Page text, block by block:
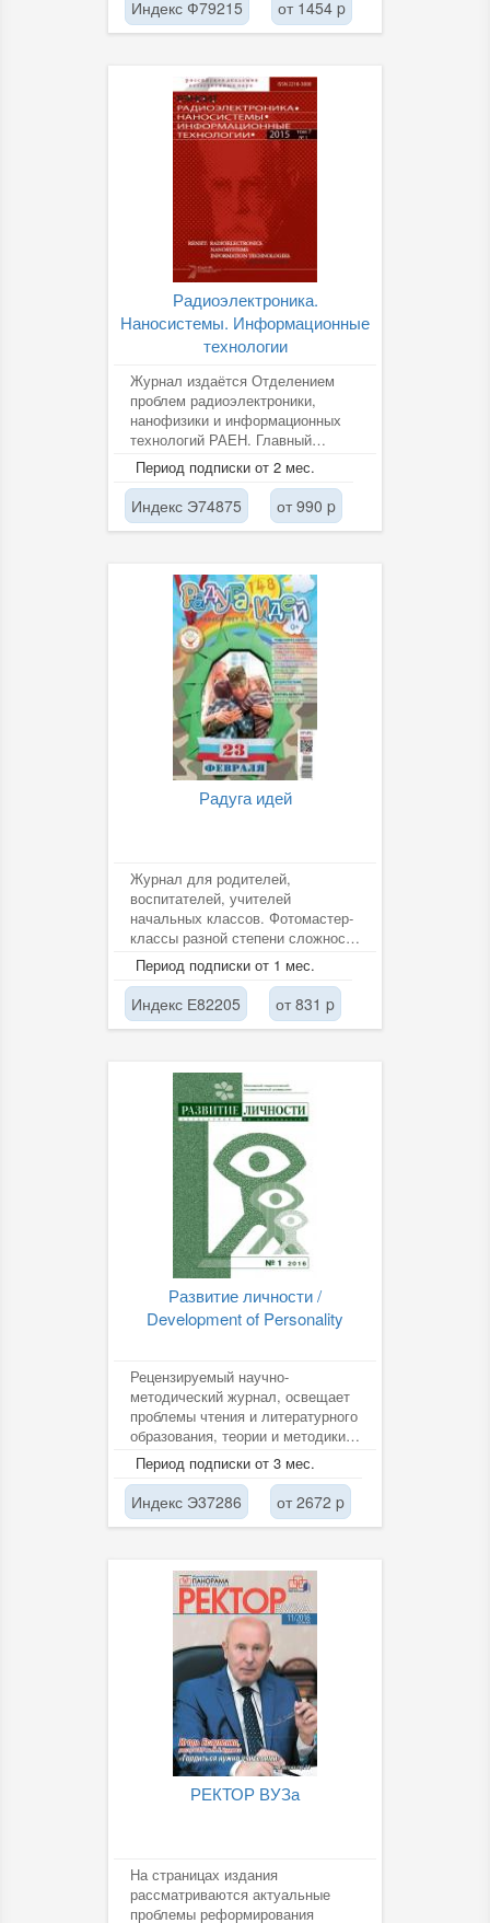
Индекс Ф79215 от 1454 p
Радиоэлектроника.
Наносистемы. Информационные
технологии
Журнал издаётся Отделением
проблем радиоэлектроники,
нанофизики и информационных
технологий РАЕН. Главный
редактор – Грачёв В.И.
Период подписки от 2 мес.
Индекс Э74875 от 990 p
Радуга идей
Журнал для родителей,
воспитателей, учителей
начальных классов. Фотомастер-
классы разной степени сложности
адресованы детям 3-10 лет,
развивают их...
Период подписки от 1 мес.
Индекс Е82205 от 831 p
Развитие личности /
Development of Personality
Рецензируемый научно-
методический журнал, освещает
проблемы чтения и литературного
образования, теории и методики
обучения литературе,
транслирует...
Период подписки от 3 мес.
Индекс Э37286 от 2672 p
РЕКТОР ВУЗа
На страницах издания
рассматриваются актуальные
проблемы реформирования